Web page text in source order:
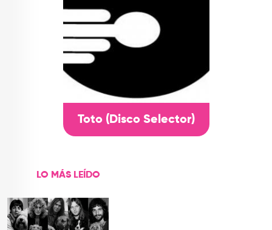
Toto (Disco Selector)
LO MÁS LEÍDO